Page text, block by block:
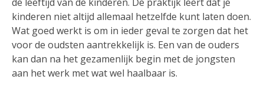
kinderen niet altijd allemaal hetzelfde kunt laten doen.
Wat goed werkt is om in ieder geval te zorgen dat het
voor de oudsten aantrekkelijk is. Een van de ouders
kan dan na het gezamenlijk begin met de jongsten
aan het werk met wat wel haalbaar is.